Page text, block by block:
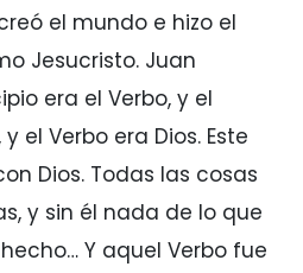
el mundo e hizo el
Jesucristo. Juan
era el Verbo, y el
el Verbo era Dios. Este
Dios. Todas las cosas
y sin él nada de lo que
Y aquel Verbo fue